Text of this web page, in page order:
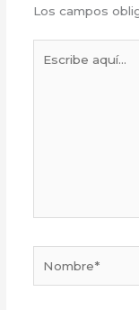
Los campos
aquí...